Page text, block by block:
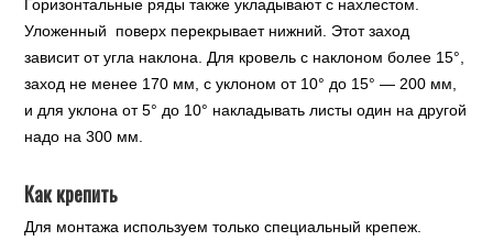
Горизонтальные ряды также укладывают с нахлестом.
Уложенный поверх перекрывает нижний. Этот заход
зависит от угла наклона. Для кровель с наклоном более 15°,
заход не менее 170 мм, с уклоном от 10° до 15° — 200 мм,
и для уклона от 5° до 10° накладывать листы один на другой
надо на 300 мм.
Как крепить
Для монтажа используем только специальный крепеж.